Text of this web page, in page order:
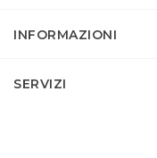
INFORMAZIONI
SERVIZI